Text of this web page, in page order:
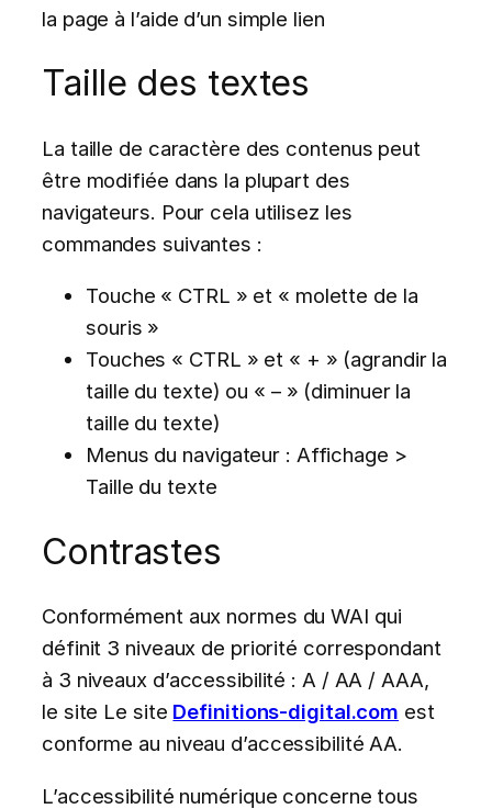
la page à l’aide d’un simple lien
Taille des textes
La taille de caractère des contenus peut
être modifiée dans la plupart des
navigateurs. Pour cela utilisez les
commandes suivantes :
Touche « CTRL » et « molette de la
souris »
Touches « CTRL » et « + » (agrandir la
taille du texte) ou « – » (diminuer la
taille du texte)
Menus du navigateur : Affichage >
Taille du texte
Contrastes
Conformément aux normes du WAI qui
définit 3 niveaux de priorité correspondant
à 3 niveaux d’accessibilité : A / AA / AAA,
le site Le site Definitions-digital.com est
conforme au niveau d’accessibilité AA.
L’accessibilité numérique concerne tous